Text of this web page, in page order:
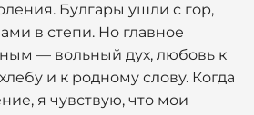
Булгары ушли с гор,
в степи. Но главное
— вольный дух, любовь к
и к родному слову. Когда
я чувствую, что мои